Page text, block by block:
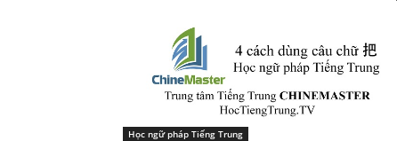
Học ngữ pháp Tiếng Trung